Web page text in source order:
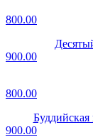
800.00
900.00
800.00
900.00